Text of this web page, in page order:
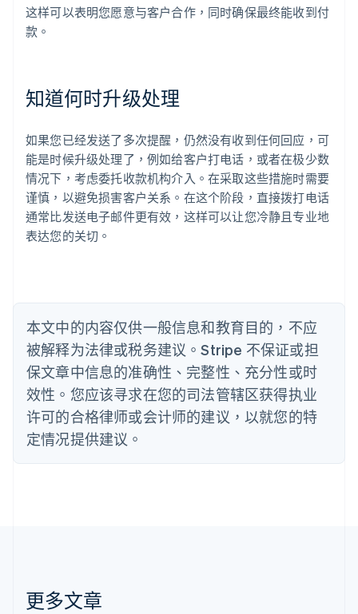
这样可以表明您愿意与客户合作，同时确保最终能收到付
款。
知道何时升级处理
如果您已经发送了多次提醒，仍然没有收到任何回应，可
能是时候升级处理了，例如给客户打电话，或者在极少数
情况下，考虑委托收款机构介入。在采取这些措施时需要
谨慎，以避免损害客户关系。在这个阶段，直接拨打电话
通常比发送电子邮件更有效，这样可以让您冷静且专业地
表达您的关切。
本文中的内容仅供一般信息和教育目的，不应
被解释为法律或税务建议。Stripe 不保证或担
保文章中信息的准确性、完整性、充分性或时
效性。您应该寻求在您的司法管辖区获得执业
许可的合格律师或会计师的建议，以就您的特
定情况提供建议。
更多文章
阿联酋
English
澳大利亚
English
巴西
PortuguêsEnglish
保加利亚
English
比利时
丹麦
English
德国
DeutschEnglish
法国
Français English
芬兰
English Svenska
荷兰
立陶宛